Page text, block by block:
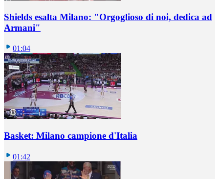
Shields esalta Milano: "Orgoglioso di noi, dedica ad
Armani"
01:04
Basket: Milano campione d'Italia
01:42